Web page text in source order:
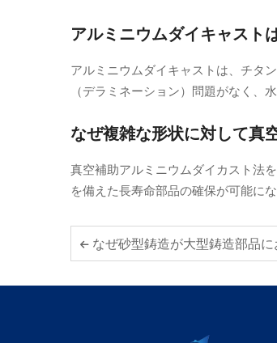
アルミニウムダイキャスト
アルミニウムダイキャストは、チタ
（デラミネーション）問題がなく、
なぜ複雑な形状に対して真
真空補助アルミニウムダイカスト法
を備えた長寿命部品の確保が可能にな
なぜ砂型鋳造が大型鋳造部品におい